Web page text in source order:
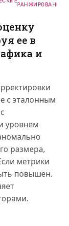
РАНЖИРОВАНИЕ
ее в
и
с эталонным
уровнем
размера,
метрики
повышен.